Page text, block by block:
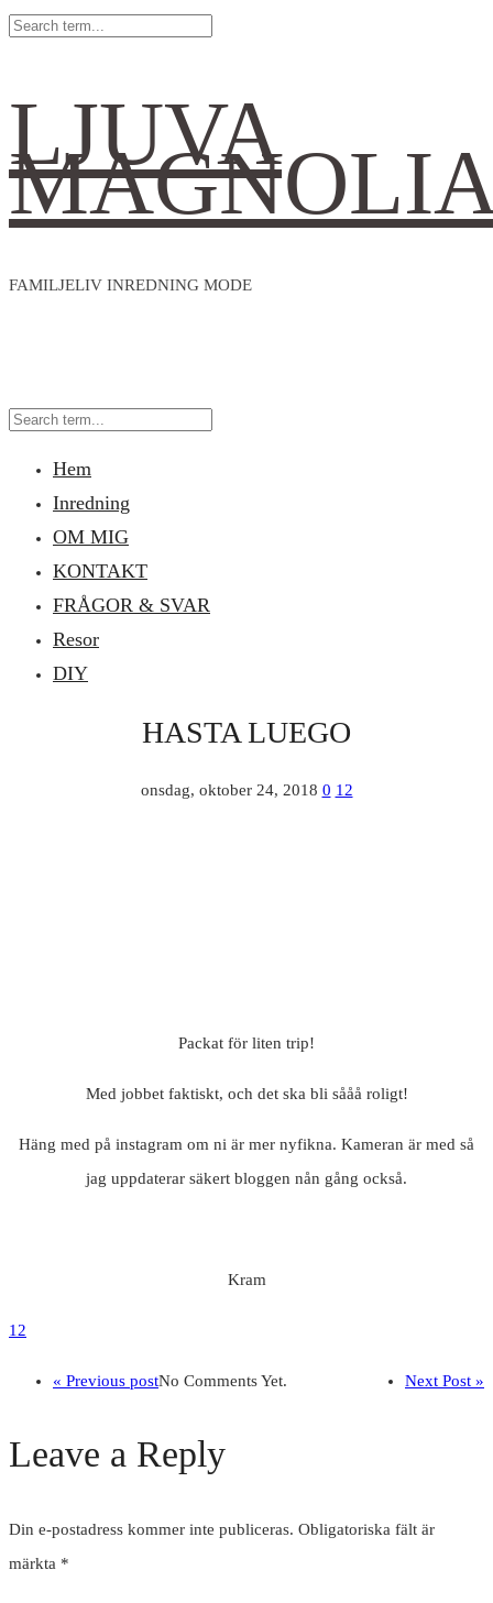
LJUVA
FAMILJELIV INREDNING MODE
Hem
Inredning
OM MIG
KONTAKT
FRÅGOR & SVAR
Resor
DIY
HASTA LUEGO
onsdag, oktober 24, 2018 0 12
Packat för liten trip!
Med jobbet faktiskt, och det ska bli sååå roligt!
Häng med på instagram om ni är mer nyfikna. Kameran är med så
jag uppdaterar säkert bloggen nån gång också.
Kram
12
« Previous post Next Post »
No Comments Yet.
Leave a Reply
Din e-postadress kommer inte publiceras. Obligatoriska fält är
märkta *